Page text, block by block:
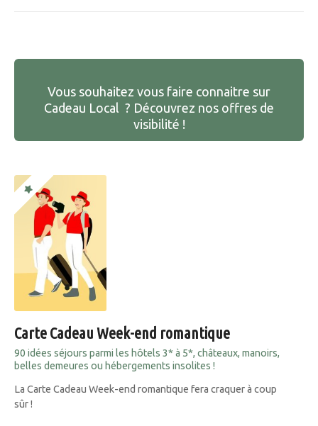
Vous souhaitez vous faire connaitre sur
Cadeau Local ? Découvrez nos offres de
visibilité !
Carte Cadeau Week-end romantique
90 idées séjours parmi les hôtels 3* à 5*, châteaux, manoirs,
belles demeures ou hébergements insolites !
La Carte Cadeau Week-end romantique fera craquer à coup
sûr !